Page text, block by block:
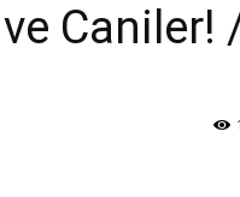
Avar
Caniler!